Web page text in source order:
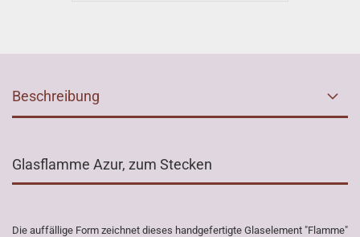
Beschreibung
Glasflamme Azur, zum Stecken
Die auffällige Form zeichnet dieses handgefertigte Glaselement "Flamme"